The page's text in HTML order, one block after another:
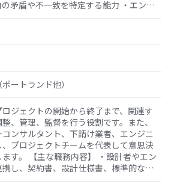
の矛盾や不一致を特定する能力 ・エンジ
プリケーションとしてのMicrosoft
ング分野における当社（小規模事務
ートランド他）
ジェクトの開始から終了まで、関連す
、管理、監督を行う役割です。また、
ンサルタント、下請け業者、エンジニ
プロジェクトチームを代表して意思決
・設計者やエン
し、契約書、設計仕様書、標準的なエ